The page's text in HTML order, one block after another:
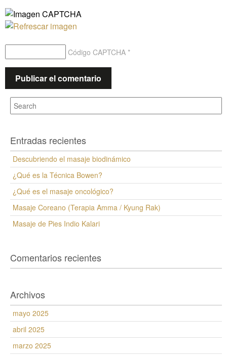
Código CAPTCHA *
Entradas recientes
Descubriendo el masaje biodinámico
¿Qué es la Técnica Bowen?
¿Qué es el masaje oncológico?
Masaje Coreano (Terapia Amma / Kyung Rak)
Masaje de Pies Indio Kalari
Comentarios recientes
Archivos
mayo 2025
abril 2025
marzo 2025